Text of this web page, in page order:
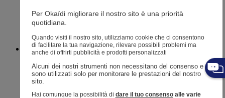
Negozi
Aiuto e contatti
Reso
Bimba3 mesi - 3 anni
Per Okaïdi migliorare il nostro sito è una priorità
quotidiana.
Quando visiti il ​​nostro sito, utilizziamo cookie che ci consentono
di facilitare la tua navigazione, rilevare possibili problemi ma
anche di offrirti pubblicità e prodotti personalizzati
Alcuni dei nostri strumenti non necessitano del consenso e
sono utilizzati solo per monitorare le prestazioni del nostro
sito.
Hai comunque la possibilità di dare il tuo consensoalle varie